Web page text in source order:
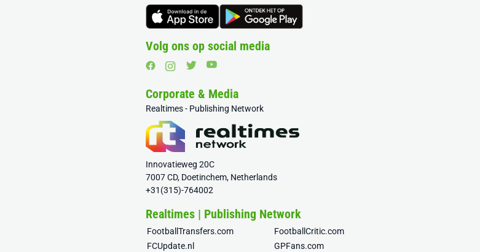
Volg ons op social media
Corporate & Media
Realtimes - Publishing Network
Innovatieweg 20C
7007 CD, Doetinchem, Netherlands
+31(315)-764002
Realtimes | Publishing Network
FootballTransfers.com
FootballCritic.com
FCUpdate.nl
GPFans.com